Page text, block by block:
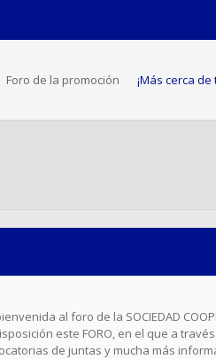
Foro de la promoción ¡Más cerca de
al foro de la SOCIEDAD
este FORO, en el que a
de juntas y mucha más